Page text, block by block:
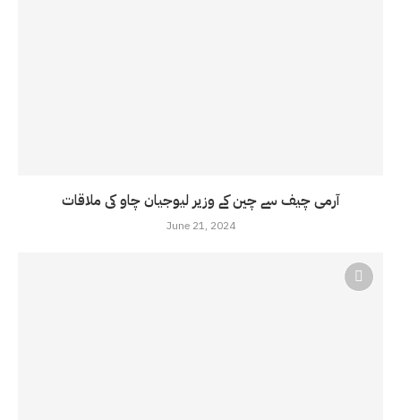
آرمی چیف سے چین کے وزیر لیوجیان چاو کی ملاقات
June 21, 2024